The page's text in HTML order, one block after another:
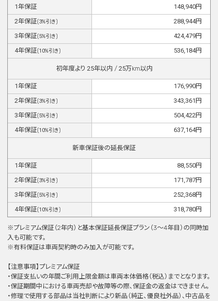
1年保証 148,940円
2年保証(3%引き) 288,944円
3年保証(5%引き) 424,479円
4年保証(10%引き) 536,184円
初年度より 25年以内 / 25万km以内
1年保証 176,990円
2年保証(3%引き) 343,361円
3年保証(5%引き) 504,422円
4年保証(10%引き) 637,164円
新車保証後の延長保証
1年保証 88,550円
2年保証(3%引き) 171,787円
3年保証(5%引き) 252,368円
4年保証(10%引き) 318,780円
※プレミアム保証（2年内）と基本保証延⻑保証プラン（3〜4年目）の同時加
⼊も可能です。
※有料保証は⾞両契約時のみ加⼊が可能です。
【注意事項】プレミアム保証
・保証支払いの年間ご利用上限金額は車両本体価格（税込）までとなります。
・保証期間中における車両売却や故障等の際、保証金の返金はできません。
・修理で使用する部品は当社判断により新品（純正、優良社外品）、中古品を